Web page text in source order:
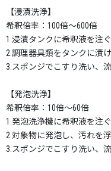
【浸漬洗浄】
希釈倍率：100倍～600倍
1.浸漬タンクに希釈液を注ぐ
2.調理器具類をタンクに漬
3.スポンジでこすり洗い、
【発泡洗浄】
希釈倍率：10倍～60倍
1.発泡洗浄機に希釈液を注ぐ
2.対象物に発泡し、汚れを浮
3.スポンジでこすり洗い、